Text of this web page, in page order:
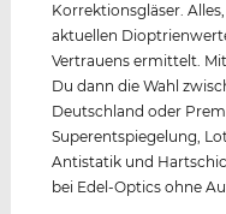
Korrektionsgläser.
aktuellen
Vertrauens ermittelt.
Du dann die Wahl
Deutschland oder
Superentspiegelung,
Antistatik und
bei Edel-Optics ohne